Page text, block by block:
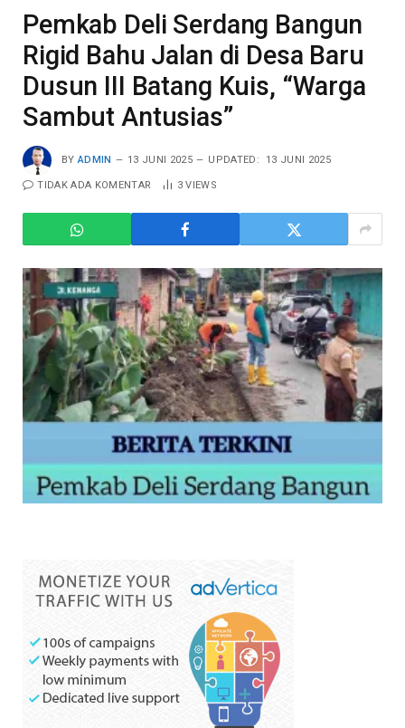
Pemkab Deli Serdang Bangun
Rigid Bahu Jalan di Desa Baru
Dusun III Batang Kuis, “Warga
Sambut Antusias”
BY ADMIN 13 JUNI 2025 UPDATED: 13 JUNI 2025
TIDAK ADA KOMENTAR 3VIEWS